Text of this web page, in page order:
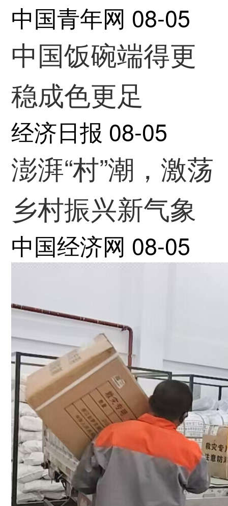
中国青年网 08-05
中国饭碗端得更
稳成色更足
经济日报 08-05
澎湃“村”潮，激荡
乡村振兴新气象
中国经济网 08-05